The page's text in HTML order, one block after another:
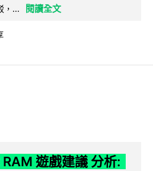
，...
閱讀全文
遊戲建議 分析: